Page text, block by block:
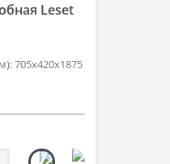
Leset
705x420x1875